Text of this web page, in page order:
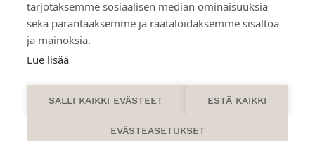
tarjotaksemme sosiaalisen median ominaisuuksia
sekä parantaaksemme ja räätälöidäksemme sisältöä
ja mainoksia.
Lue lisää
SALLI KAIKKI EVÄSTEET ESTÄ KAIKKI
EVÄSTEASETUKSET